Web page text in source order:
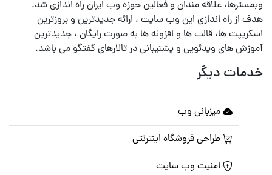
وبمسترها، علاقه مندان و فعالین حوزه وب ایران راه اندازی شد.
هدف از راه اندازی این وب سایت ، ارائه جدیدترین و بروزترین
اسکریپت ها، قالب ها و افزونه ها به صورت رایگان ، جدیدترین
آموزش های ویدئویی و پشتیبانی در تالارهای گفتگو می باشد.
خدمات دیگر
میزبانی وب
طراحی فروشگاه اینترنتی
امنیت وب سایت